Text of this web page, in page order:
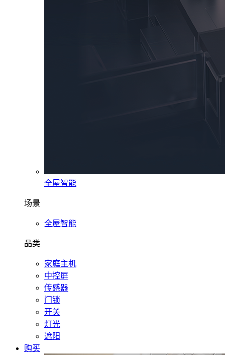
全屋智能
场景
全屋智能
品类
家庭主机
中控屏
传感器
门锁
开关
灯光
遮阳
购买